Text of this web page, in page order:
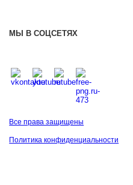
МЫ В СОЦСЕТЯХ
Все права защищены
Политика конфиденциальности